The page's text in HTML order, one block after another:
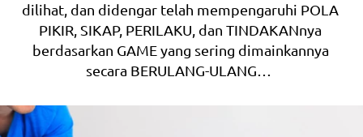
dilihat, dan didengar telah mempengaruhi POLA
PIKIR, SIKAP, PERILAKU, dan TINDAKANnya
berdasarkan GAME yang sering dimainkannya
secara BERULANG-ULANG…